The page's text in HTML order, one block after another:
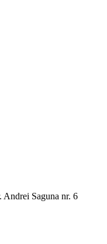
Andrei Saguna nr. 6